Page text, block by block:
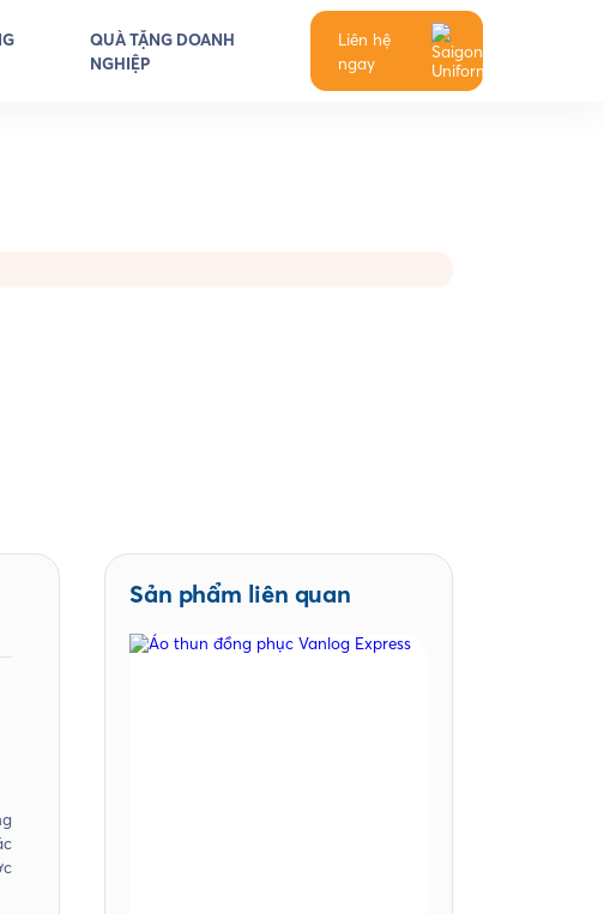
QUÀ TẶNG DOANH
NGHIỆP
Liên hệ
ngay
Sản phẩm liên quan